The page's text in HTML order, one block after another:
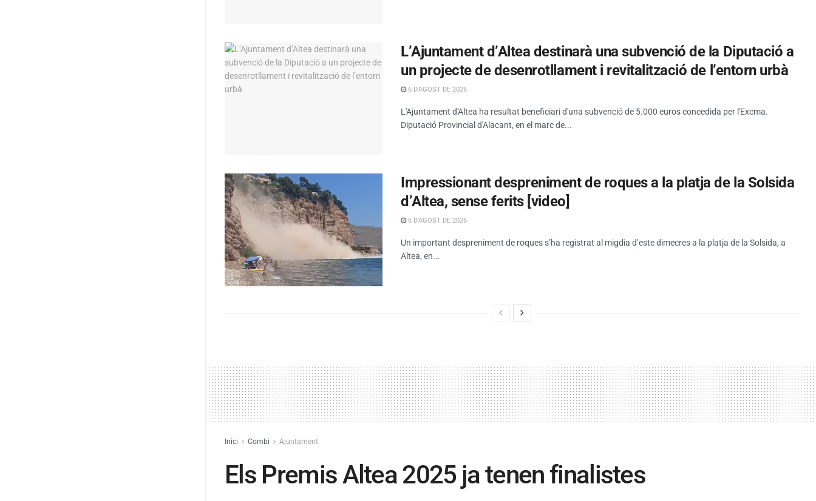
L’Ajuntament d’Altea destinarà una subvenció de la Diputació a
un projecte de desenrotllament i revitalització de l’entorn urbà
6 D'AGOST DE 2026
L'Ajuntament d'Altea ha resultat beneficiari d'una subvenció de 5.000 euros concedida per l'Excma.
Diputació Provincial d'Alacant, en el marc de...
Impressionant despreniment de roques a la platja de la Solsida
d’Altea, sense ferits [video]
6 D'AGOST DE 2026
Un important despreniment de roques s’ha registrat al migdia d’este dimecres a la platja de la Solsida, a
Altea, en...
Inici Combi Ajuntament
Els Premis Altea 2025 ja tenen finalistes